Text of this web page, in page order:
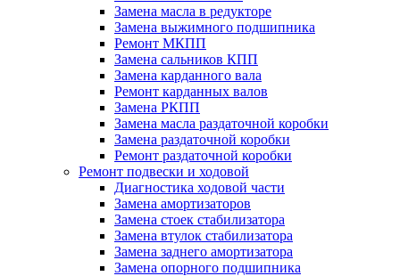
Замена масла в редукторе
Замена выжимного подшипника
Ремонт МКПП
Замена сальников КПП
Замена карданного вала
Ремонт карданных валов
Замена РКПП
Замена масла раздаточной коробки
Замена раздаточной коробки
Ремонт раздаточной коробки
Ремонт подвески и ходовой
Диагностика ходовой части
Замена амортизаторов
Замена стоек стабилизатора
Замена втулок стабилизатора
Замена заднего амортизатора
Замена опорного подшипника